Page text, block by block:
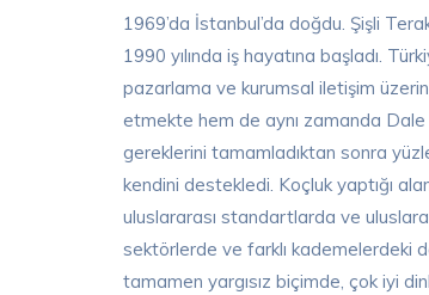
1969’da İstanbul’da doğdu. Şişli
1990 yılında iş hayatına başladı.
pazarlama ve kurumsal iletişim
etmekte hem de aynı zamanda
gereklerini tamamladıktan sonra
kendini destekledi. Koçluk yaptığı
uluslararası standartlarda ve
sektörlerde ve farklı kademelerdeki
tamamen yargısız biçimde, çok iyi